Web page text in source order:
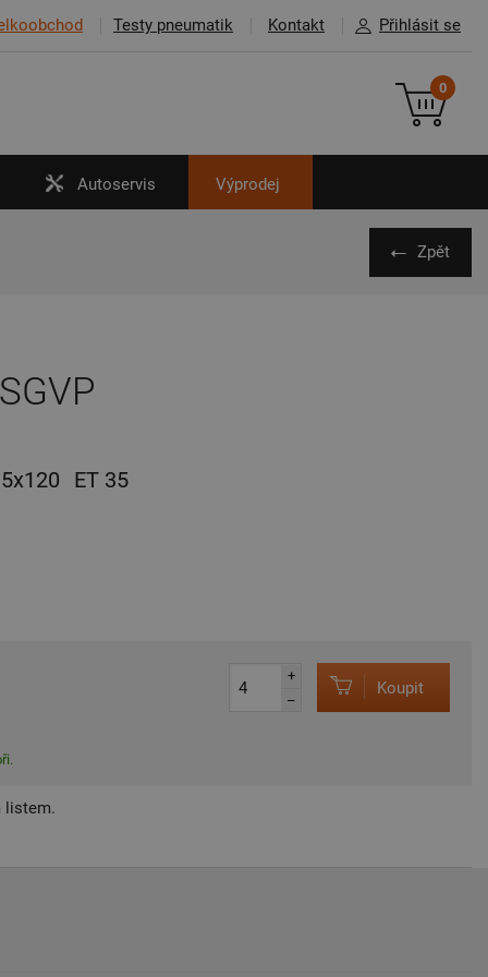
Testy pneumatik Kontakt Přihlásit se
0
Autoservis Výprodej
Zpět
5x120 ET 35
+
–
Koupit
listem.